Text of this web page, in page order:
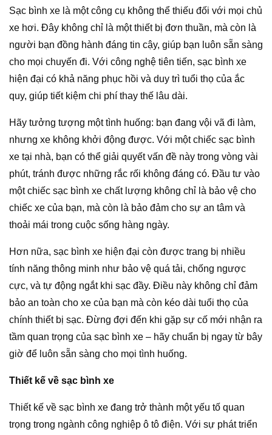
Sạc bình xe là một công cụ không thể thiếu đối với mọi chủ
xe hơi. Đây không chỉ là một thiết bị đơn thuần, mà còn là
người bạn đồng hành đáng tin cậy, giúp bạn luôn sẵn sàng
cho mọi chuyến đi. Với công nghệ tiên tiến, sạc bình xe
hiện đại có khả năng phục hồi và duy trì tuổi thọ của ắc
quy, giúp tiết kiệm chi phí thay thế lâu dài.
Hãy tưởng tượng một tình huống: bạn đang vội vã đi làm,
nhưng xe không khởi động được. Với một chiếc sạc bình
xe tại nhà, bạn có thể giải quyết vấn đề này trong vòng vài
phút, tránh được những rắc rối không đáng có. Đầu tư vào
một chiếc sạc bình xe chất lượng không chỉ là bảo vệ cho
chiếc xe của bạn, mà còn là bảo đảm cho sự an tâm và
thoải mái trong cuộc sống hàng ngày.
Hơn nữa, sạc bình xe hiện đại còn được trang bị nhiều
tính năng thông minh như bảo vệ quá tải, chống ngược
cực, và tự động ngắt khi sạc đầy. Điều này không chỉ đảm
bảo an toàn cho xe của bạn mà còn kéo dài tuổi thọ của
chính thiết bị sạc. Đừng đợi đến khi gặp sự cố mới nhận ra
tầm quan trọng của sạc bình xe – hãy chuẩn bị ngay từ bây
giờ để luôn sẵn sàng cho mọi tình huống.
Thiết kế về sạc bình xe
Thiết kế về sạc bình xe đang trở thành một yếu tố quan
trọng trong ngành công nghiệp ô tô điện. Với sự phát triển